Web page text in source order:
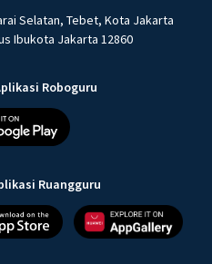
Selatan, Tebet, Kota Jakarta
Ibukota Jakarta 12860
Roboguru
Ruangguru